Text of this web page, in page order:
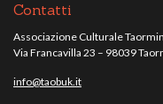
Contatti
Associazione Culturale
Via Francavilla 23 – 98039
info@taobuk.it